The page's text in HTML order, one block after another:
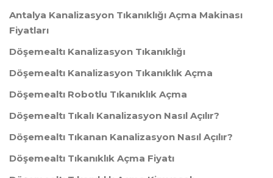
Antalya Kanalizasyon Tıkanıklığı Açma Makinası
Fiyatları
Döşemealtı Kanalizasyon Tıkanıklığı
Döşemealtı Kanalizasyon Tıkanıklık Açma
Döşemealtı Robotlu Tıkanıklık Açma
Döşemealtı Tıkalı Kanalizasyon Nasıl Açılır?
Döşemealtı Tıkanan Kanalizasyon Nasıl Açılır?
Döşemealtı Tıkanıklık Açma Fiyatı